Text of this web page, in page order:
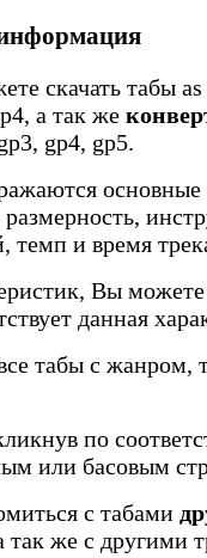
скачать табы
а так же
gp4, gp5.
основные
темп и время
Вы
данная
табы с жанром,
по
или басовым
с табами
так же с другими